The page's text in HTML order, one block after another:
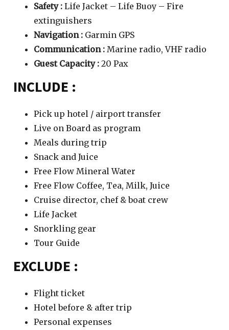
Safety : Life Jacket – Life Buoy – Fire
extinguishers
Navigation : Garmin GPS
Communication : Marine radio, VHF radio
Guest Capacity : 20 Pax
INCLUDE :
Pick up hotel / airport transfer
Live on Board as program
Meals during trip
Snack and Juice
Free Flow Mineral Water
Free Flow Coffee, Tea, Milk, Juice
Cruise director, chef & boat crew
Life Jacket
Snorkling gear
Tour Guide
EXCLUDE :
Flight ticket
Hotel before & after trip
Personal expenses